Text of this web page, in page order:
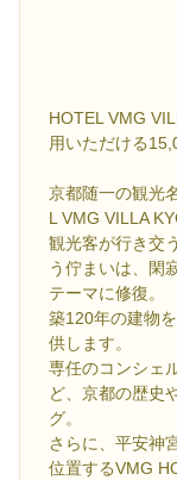
HOTEL VMG
用いただける
京都随一の観光
L VMG VILLA
観光客が行き交
う佇まいは、閑
テーマに修復。
築120年の建物
供します。
専任のコンシェ
ど、京都の歴史
グ。
さらに、平安神
位置するVMG